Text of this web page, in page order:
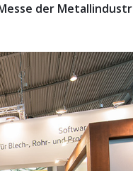
der